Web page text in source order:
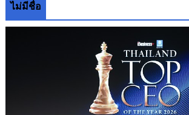
ไม่มีชื่อ